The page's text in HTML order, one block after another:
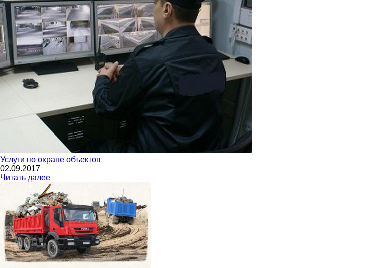
Услуги по охране объектов
02.09.2017
Читать далее